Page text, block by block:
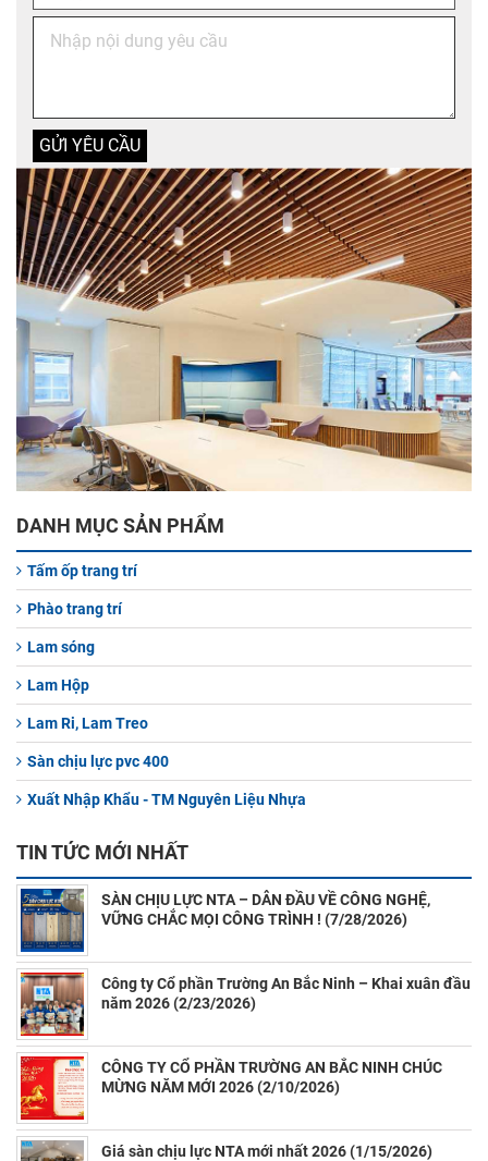
DANH MỤC SẢN PHẨM
Tấm ốp trang trí
Phào trang trí
Lam sóng
Lam Hộp
Lam Ri, Lam Treo
Sàn chịu lực pvc 400
Xuất Nhập Khẩu - TM Nguyên Liệu Nhựa
TIN TỨC MỚI NHẤT
SÀN CHỊU LỰC NTA – DẪN ĐẦU VỀ CÔNG NGHỆ,
VỮNG CHẮC MỌI CÔNG TRÌNH ! (7/28/2026)
Công ty Cổ phần Trường An Bắc Ninh – Khai xuân đầu
năm 2026 (2/23/2026)
CÔNG TY CỔ PHẦN TRƯỜNG AN BẮC NINH CHÚC
MỪNG NĂM MỚI 2026 (2/10/2026)
Giá sàn chịu lực NTA mới nhất 2026 (1/15/2026)